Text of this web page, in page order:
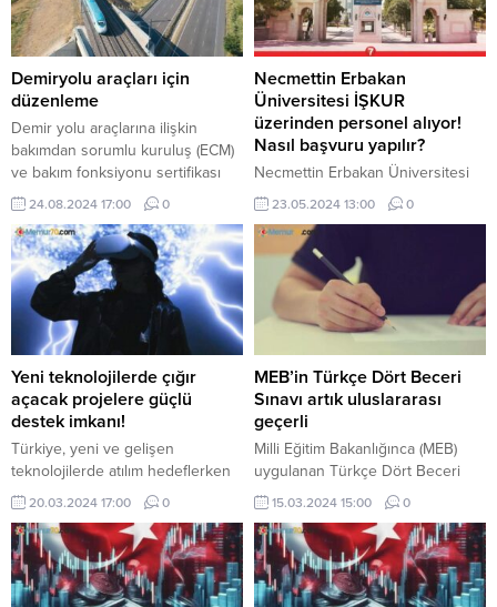
Demiryolu araçları için
düzenleme
Demir yolu araçlarına ilişkin
bakımdan sorumlu kuruluş (ECM)
ve bakım fonksiyonu sertifikası
düzenlenmesine dair usul ve
esaslar belirlendi.
24.08.2024 17:00 0
Necmettin Erbakan
Üniversitesi İŞKUR
üzerinden personel alıyor!
Nasıl başvuru yapılır?
Necmettin Erbakan Üniversitesi
İŞKUR üzerinden personel
alacağını duyurdu. Eski
Hükümlü/TMY ve Engelli
statüsünde yapılacak olan ilana
başvurular 23 Mayıs - 27 Mayıs
2024 tarihleri arasında
yapılacaktır.
23.05.2024 13:00 0
Yeni teknolojilerde çığır
açacak projelere güçlü
destek imkanı!
Türkiye, yeni ve gelişen
teknolojilerde atılım hedeflerken
bu alanlarda çığır açacak projeleri
güçlü şekilde destekleyebilmek
için yeni bir çağrıya çıktı.
20.03.2024 17:00 0
MEB’in Türkçe Dört Beceri
Sınavı artık uluslararası
geçerli
Milli Eğitim Bakanlığınca (MEB)
uygulanan Türkçe Dört Beceri
Sınavı, Avrupa Dil Testi
Uygulayıcıları Birliği (ALTE)
tarafından tescillendi ve
uluslararası geçerlik belgesi aldı.
15.03.2024 15:00 0